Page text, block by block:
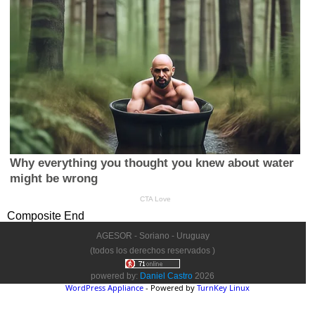
Composite End
AGESOR - Soriano - Uruguay
(todos los derechos reservados )
powered by: Daniel Castro 2026
WordPress Appliance- Powered byTurnKey Linux